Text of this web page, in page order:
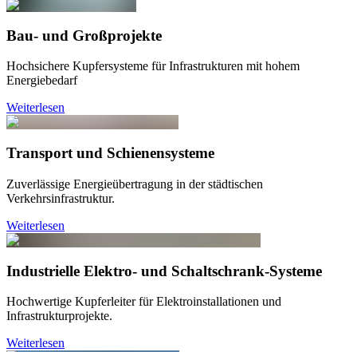
Bau- und Großprojekte
Hochsichere Kupfersysteme für Infrastrukturen mit hohem
Energiebedarf
Weiterlesen
Transport und Schienensysteme
Zuverlässige Energieübertragung in der städtischen
Verkehrsinfrastruktur.
Weiterlesen
Industrielle Elektro- und Schaltschrank-Systeme
Hochwertige Kupferleiter für Elektroinstallationen und
Infrastrukturprojekte.
Weiterlesen